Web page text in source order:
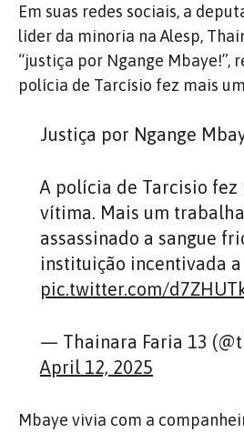
Em suas redes sociais, a
líder da minoria na Alesp,
“justiça por Ngange Mbaye!”,
polícia de Tarcísio fez mais
Justiça por Ngange
A polícia de Tarcisio fez
vítima. Mais um
assassinado a sangue
instituição incentivada a
pic.twitter.com/
— Thainara Faria 13
April 12, 2025
Mbaye vivia com a